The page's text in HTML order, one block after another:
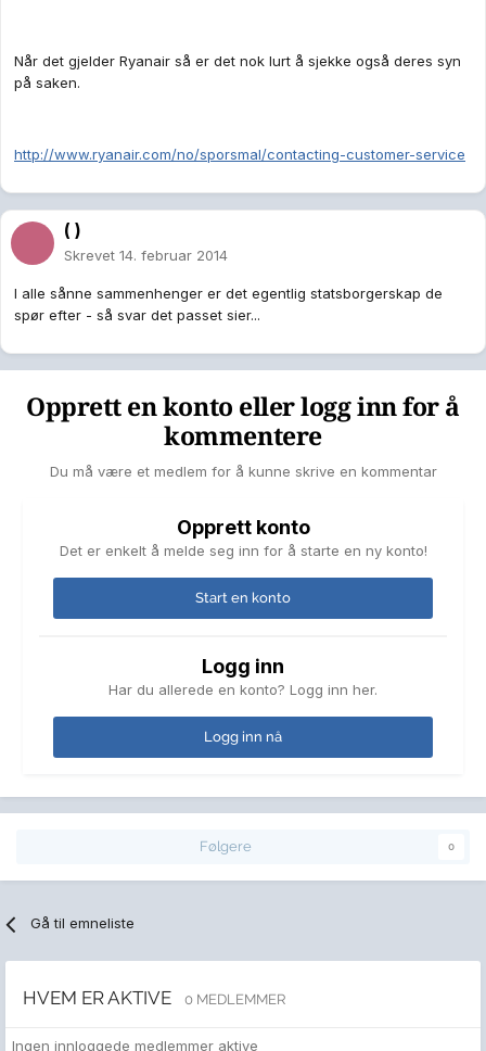
Når det gjelder Ryanair så er det nok lurt å sjekke også deres syn
på saken.
http://www.ryanair.com/no/sporsmal/contacting-customer-service
( )
Skrevet 14. februar 2014
I alle sånne sammenhenger er det egentlig statsborgerskap de
spør efter - så svar det passet sier...
Opprett en konto eller logg inn for å
kommentere
Du må være et medlem for å kunne skrive en kommentar
Opprett konto
Det er enkelt å melde seg inn for å starte en ny konto!
Start en konto
Logg inn
Har du allerede en konto? Logg inn her.
Logg inn nå
Følgere 0
Gå til emneliste
HVEM ER AKTIVE 0 MEDLEMMER
Ingen innloggede medlemmer aktive